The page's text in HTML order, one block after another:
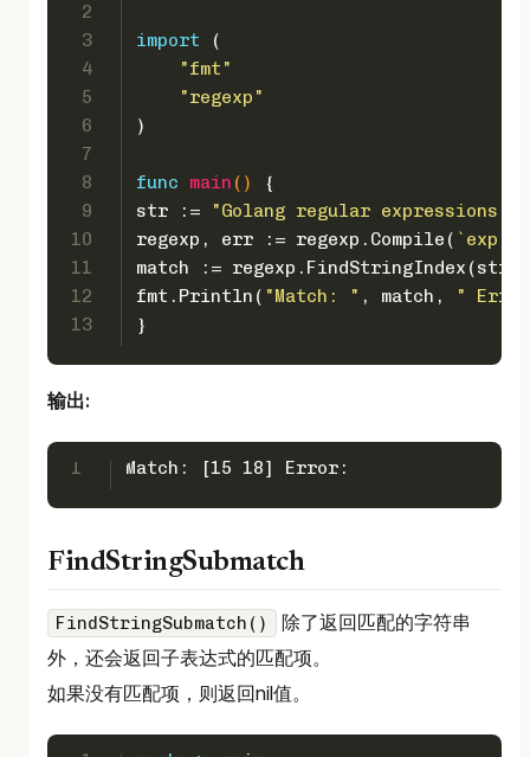
2
3
4
5
6
7
8
9
10
11
12
13
import (
"fmt"
"regexp"
)
func main ()
{
str :=
"Golang regular expressions
regexp, err := regexp.Compile( `exp`
match := regexp.FindStringIndex(str)
fmt.Println( "Match: " , match,
"
}
输出:
1 Match: [15 18] Error:
FindStringSubmatch
FindStringSubmatch()
除了返回匹配的字符串
外，还会返回子表达式的匹配项。
如果没有匹配项，则返回nil值。